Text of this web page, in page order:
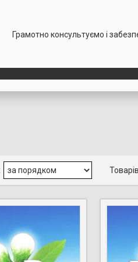
Грамотно консультуємо і